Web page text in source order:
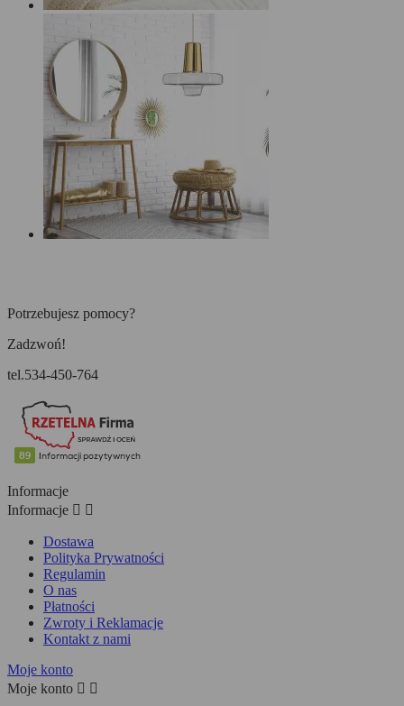
Potrzebujesz pomocy?
Zadzwoń!
tel.534-450-764
Informacje
Informacje  
Dostawa
Polityka Prywatności
Regulamin
O nas
Płatności
Zwroty i Reklamacje
Kontakt z nami
Moje konto
Moje konto  